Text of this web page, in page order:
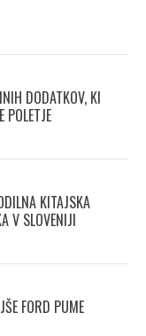
DODATKOV, KI
POLETJE
KITAJSKA
V SLOVENIJI
FORD PUME